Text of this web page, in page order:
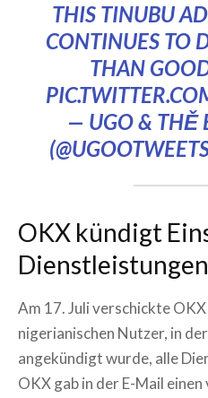
THIS TINUBU
CONTINUES TO
THAN GOOD
— UGO & THĚ
OKX kündigt
Am 17. Juli verschickte
nigerianischen Nutzer, in
angekündigt wurde, alle
OKX gab in der E-Mail